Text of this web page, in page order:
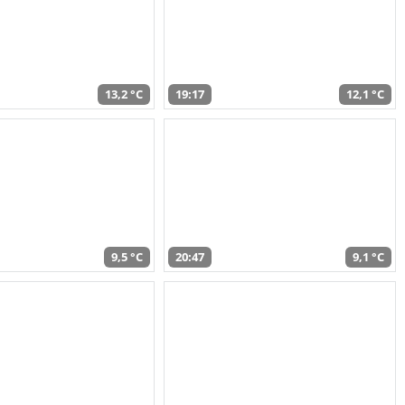
13,2 °C 19:17 12,1 °C
9,5 °C 20:47 9,1 °C